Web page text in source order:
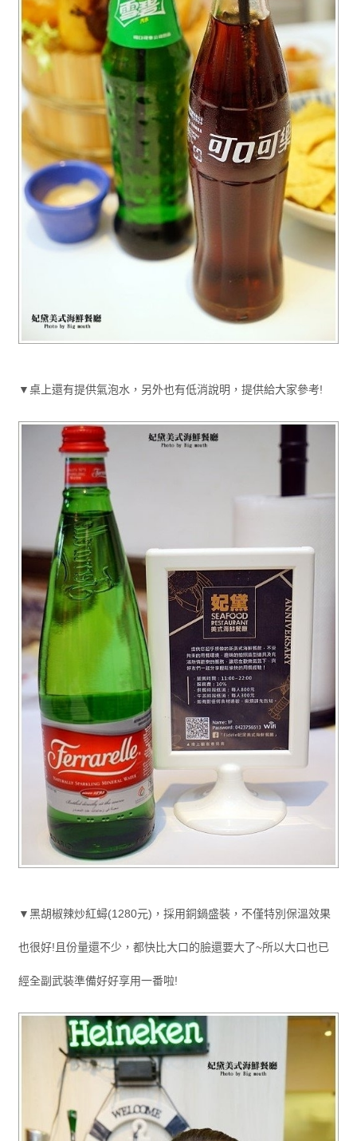
▼桌上還有提供氣泡水，另外也有低消說明，提供給大家參考!
▼黑胡椒辣炒紅蟳(1280元)，採用銅鍋盛裝，不僅特別保溫效果
也很好!且份量還不少，都快比大口的臉還要大了~所以大口也已
經全副武裝準備好好享用一番啦!